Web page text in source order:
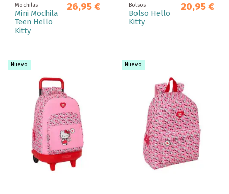
Mochilas
Mini Mochila
Teen Hello
Kitty
26,95 € Bolsos
Bolso Hello
Kitty
20,95 €
Nuevo Nuevo